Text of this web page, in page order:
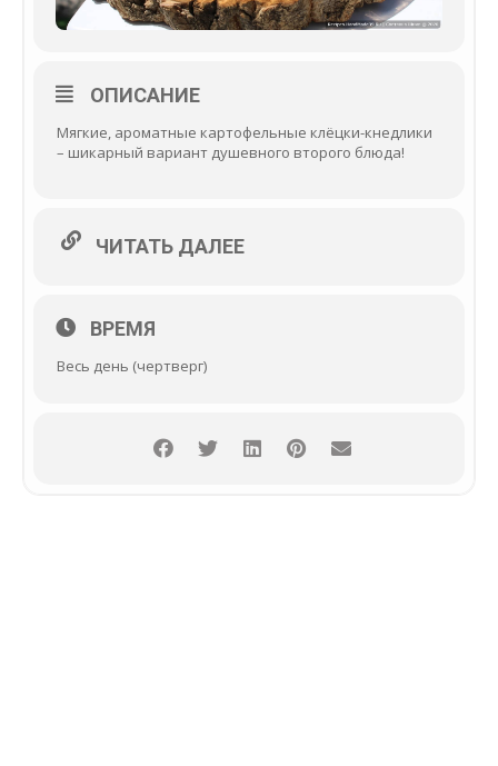
ОПИСАНИЕ
Мягкие, ароматные картофельные клёцки-кнедлики
– шикарный вариант душевного второго блюда!
ЧИТАТЬ ДАЛЕЕ
ВРЕМЯ
Весь день (чертверг)